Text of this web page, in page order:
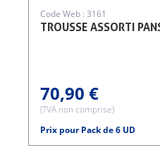
TROUSSE ASSORTI
Code Web : 3161
70,90 €
(TVA non comprise)
Prix pour Pack de 6 UD